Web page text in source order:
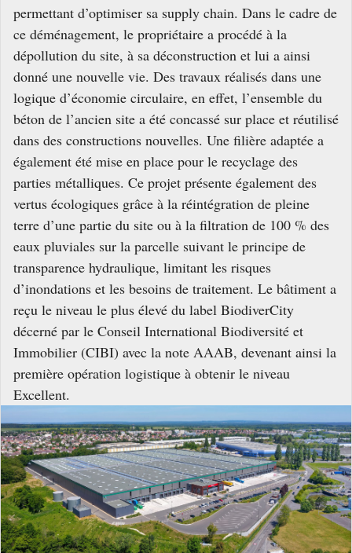
permettant d’optimiser sa supply chain. Dans le cadre de
ce déménagement, le propriétaire a procédé à la
dépollution du site, à sa déconstruction et lui a ainsi
donné une nouvelle vie. Des travaux réalisés dans une
logique d’économie circulaire, en effet, l’ensemble du
béton de l’ancien site a été concassé sur place et réutilisé
dans des constructions nouvelles. Une filière adaptée a
également été mise en place pour le recyclage des
parties métalliques. Ce projet présente également des
vertus écologiques grâce à la réintégration de pleine
terre d’une partie du site ou à la filtration de 100 % des
eaux pluviales sur la parcelle suivant le principe de
transparence hydraulique, limitant les risques
d’inondations et les besoins de traitement. Le bâtiment a
reçu le niveau le plus élevé du label BiodiverCity
décerné par le Conseil International Biodiversité et
Immobilier (CIBI) avec la note AAAB, devenant ainsi la
première opération logistique à obtenir le niveau
Excellent.